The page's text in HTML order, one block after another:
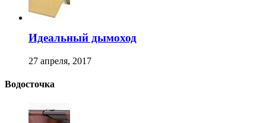
Идеальный дымоход
27 апреля, 2017
Водосточка